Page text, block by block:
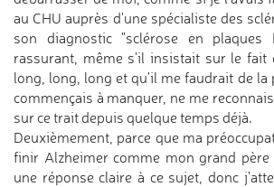
au CHU auprès d'une spécialiste des
son diagnostic "sclérose en plaques
rassurant, même s'il insistait sur le fait
long, long, long et qu'il me faudrait de la
commençais à manquer, ne me
sur ce trait depuis quelque temps déjà.
Deuxièmement, parce que ma
finir Alzheimer comme mon grand
une réponse claire à ce sujet, donc